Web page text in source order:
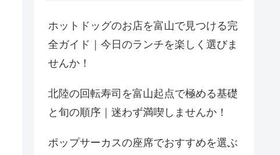
ホットドッグのお店を富山で見つける完
全ガイド｜今日のランチを楽しく選びま
せんか！
北陸の回転寿司を富山起点で極める基礎
と旬の順序｜迷わず満喫しませんか！
ポップサーカスの座席でおすすめを選ぶ